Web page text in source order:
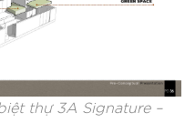
thự 3A Signature –